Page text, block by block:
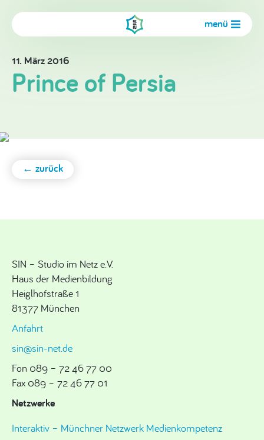
menü
11. März 2016
Prince of Persia
← zurück
SIN – Studio im Netz e.V.
Haus der Medienbildung
Heiglhofstraße 1
81377 München
Anfahrt
sin@sin-net.de
Fon 089 – 72 46 77 00
Fax 089 – 72 46 77 01
Netzwerke
Interaktiv – Münchner Netzwerk Medienkompetenz